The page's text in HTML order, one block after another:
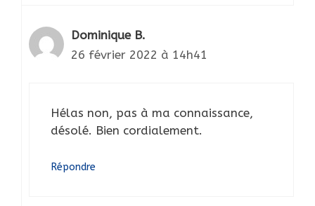
Dominique B.
26 février 2022 à 14h41
Hélas non, pas à ma connaissance,
désolé. Bien cordialement.
Répondre